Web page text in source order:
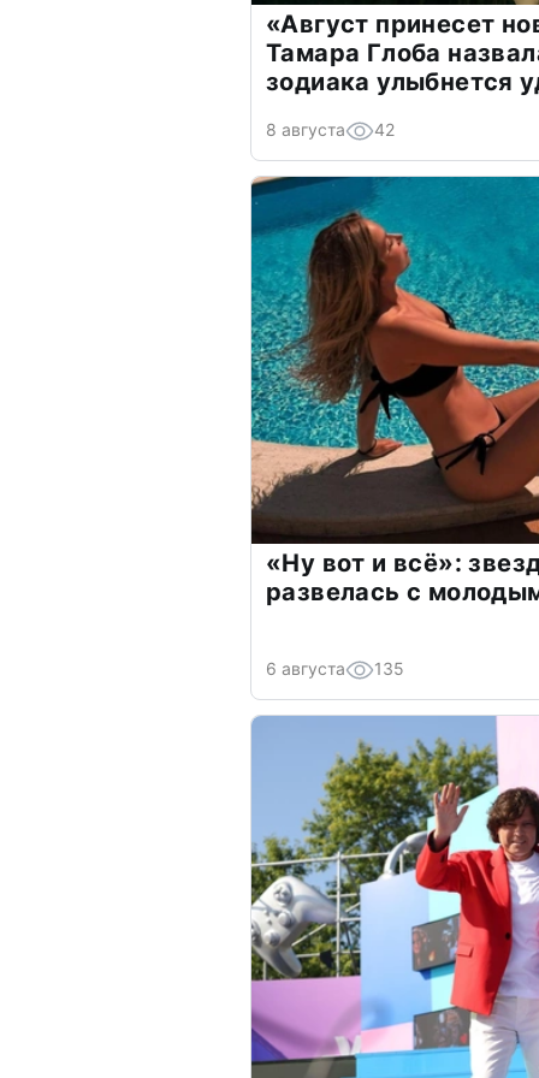
«Август принесет
Тамара Глоба
зодиака улыбнется
8 августа 42
«Ну вот и всё»:
развелась с
6 августа 135